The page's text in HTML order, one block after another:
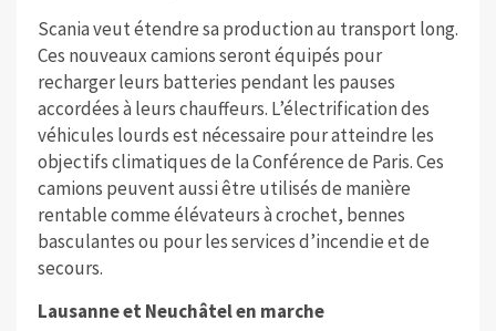
Scania veut étendre sa production au transport long.
Ces nouveaux camions seront équipés pour
recharger leurs batteries pendant les pauses
accordées à leurs chauffeurs. L’électrification des
véhicules lourds est nécessaire pour atteindre les
objectifs climatiques de la Conférence de Paris. Ces
camions peuvent aussi être utilisés de manière
rentable comme élévateurs à crochet, bennes
basculantes ou pour les services d’incendie et de
secours.
Lausanne et Neuchâtel en marche